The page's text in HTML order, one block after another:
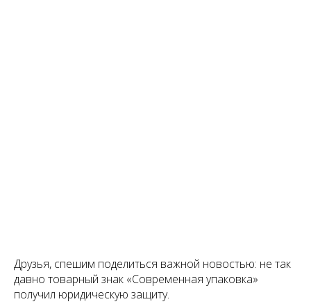
Друзья, спешим поделиться важной новостью: не так
давно товарный знак «Современная упаковка»
получил юридическую защиту.